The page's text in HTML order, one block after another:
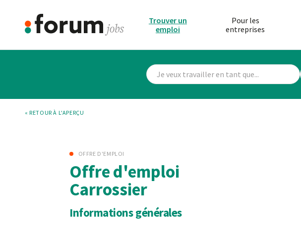
Trouver un
emploi
Pour les
entreprises
« RETOUR À L'APERÇU
OFFRE D'EMPLOI
Offre d'emploi
Carrossier
Informations générales